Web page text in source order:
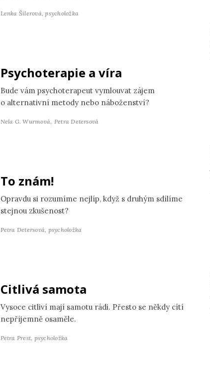
Lenka Šilerová,psycholožka
Psychoterapie a víra
Bude vám psychoterapeut vymlouvat zájem
o alternativní metody nebo náboženství?
Nela G. Wurmová, Petra Detersová
To znám!
Opravdu si rozumíme nejlíp, když s druhým sdílíme
stejnou zkušenost?
Petra Detersová, psycholožka
Citlivá samota
Vysoce citliví mají samotu rádi. Přesto se někdy cítí
nepříjemně osaměle.
Petra Prest, psycholožka